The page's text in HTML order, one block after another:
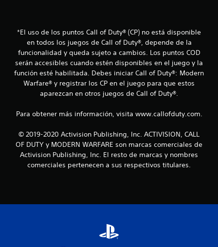
*El uso de los puntos Call of Duty® (CP) no está disponible
en todos los juegos de Call of Duty®, depende de la
funcionalidad y queda sujeto a cambios. Los puntos COD
serán accesibles cuando estén disponibles en el juego y la
función esté habilitada. Debes iniciar Call of Duty®: Modern
Warfare® y registrar los CP en el juego para que estos
aparezcan en otros juegos de Call of Duty®.
Para obtener más información, visita www.callofduty.com.
© 2019-2020 Activision Publishing, Inc. ACTIVISION, CALL
OF DUTY y MODERN WARFARE son marcas comerciales de
Activision Publishing, Inc. El resto de marcas y nombres
comerciales pertenecen a sus respectivos titulares.